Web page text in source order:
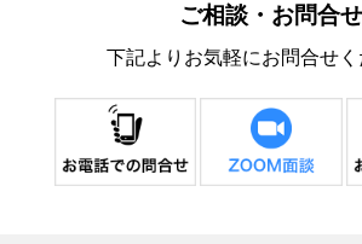
ご相談・お問合せ
下記よりお気軽にお問合せく